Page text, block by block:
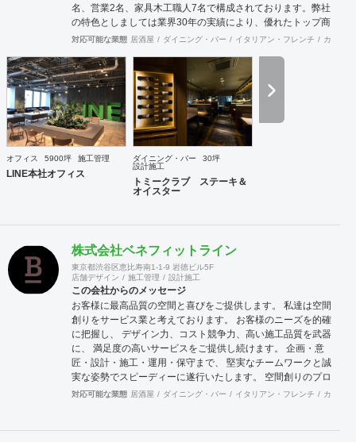
名、営業2名、家具木工職人7名で構成されております。弊社
の特色としましては業界30年の実績により、優れたトップ商
空間デザイナーさん達と幅広いパイプを持っており、お客様
コラボによって、より高いレベルのご提案ならびにご対応を
行うことが可能な体制を整えております。またデザイン設計
から自社製造までワンストップで対応可能な為、きめ細かな
対応とスピディー性、そして品質の安定性と流通マージンを
抑えたコスト低減を売りとしております。さらに自社に職人
を抱えていることからアフターケアもしっかりとした対応が
可能であります。おかげ様で弊社は長いリピーターとしてお
取引させて頂くお客様が多い事と、設計事務所様からのご紹
介によるお客様が多いのが営業特徴となっております。また
地方のご出店においても、弊社にお声をかけて頂くお客様も
麻布にある高級輸入家具店と、現在10年目を迎える上野アメ
横にあるハンバーグのお店です。 こちらの店舗を自ら経営す
ることでいかにお客様が利益を出すのに日々大変なご努力を
されているのかを改めて学ぶ事で出来ました。これらの経験
も活かして、ご依頼されるお客様に対して、弊社のインテリ
アデザイン設計施工面から、少しでもお客様のお店がご繁栄
そしてご利益を獲得出来るようにしっかりとした対応を行っ
てゆきたいと考えております。 まずはお気軽にご相談いただ
ければと思います、よろしくお願いいたします。
対応可能な業態 居酒屋 ダイニング・バー イタリアン・フレンチ カフェ
オフィス 5900坪 施工管理
LINE本社オフィス
ダイニング・バー
30坪
設計施工
トミークラブ ステーキ＆
オイスター
株式会社ベネフィットライン
東京都渋谷区恵比寿南1-1-9 岩徳ビル5F
店舗デザイン
施工管理 設計施工
この会社からのメッセージ
お客様に最高品質の空間と喜びをご提供します。 私達は空間
創りをサービス業と考えております。 お客様のニーズを的確
に把握し、 デザイン力、コスト競争力、高い施工品質を武器
に、 満足度の高いサービスをご提供し続けます。 企画・意
匠・設計・施工・運用・保守まで、 堅実なチームワークと誠
実な姿勢でスピーディーに遂行いたします。 空間創りのプロ
フェッショナルにお任せください。 ■デザイン/設計 社内にデ
る提案を心掛けています。 ■建築施工 お客様の要望、デザイ
対応可能な業態 居酒屋 ダイニング・バー イタリアン・フレンチ カフェ